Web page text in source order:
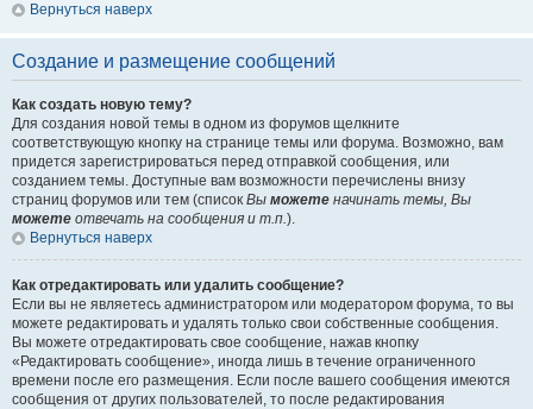
Вернуться наверх
Создание и размещение сообщений
Как создать новую тему?
Для создания новой темы в одном из форумов щелкните
соответствующую кнопку на странице темы или форума. Возможно, вам
придется зарегистрироваться перед отправкой сообщения, или
созданием темы. Доступные вам возможности перечислены внизу
страниц форумов или тем (список Вы можете начинать темы, Вы
можете отвечать на сообщения и т.п.).
Вернуться наверх
Как отредактировать или удалить сообщение?
Если вы не являетесь администратором или модератором форума, то вы
можете редактировать и удалять только свои собственные сообщения.
Вы можете отредактировать свое сообщение, нажав кнопку
«Редактировать сообщение», иногда лишь в течение ограниченного
времени после его размещения. Если после вашего сообщения имеются
сообщения от других пользователей, то после редактирования